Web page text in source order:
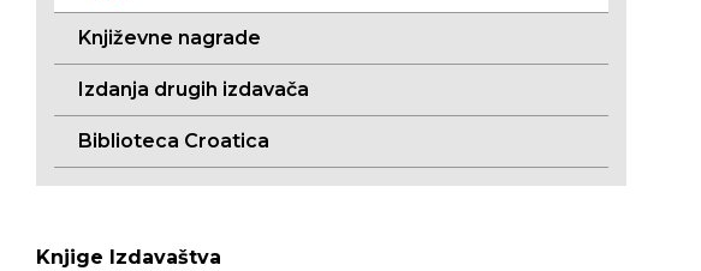
Književne nagrade
Izdanja drugih izdavača
Biblioteca Croatica
Knjige Izdavaštva